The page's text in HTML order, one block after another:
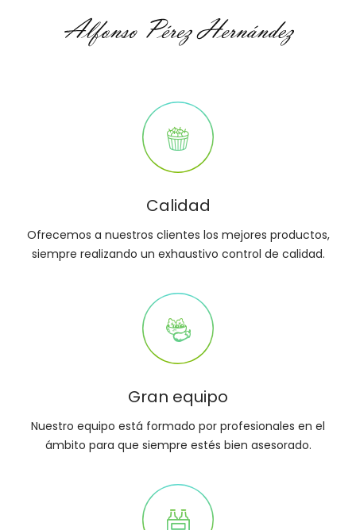
Calidad
Ofrecemos a nuestros clientes los mejores productos,
siempre realizando un exhaustivo control de calidad.
Gran equipo
Nuestro equipo está formado por profesionales en el
ámbito para que siempre estés bien asesorado.